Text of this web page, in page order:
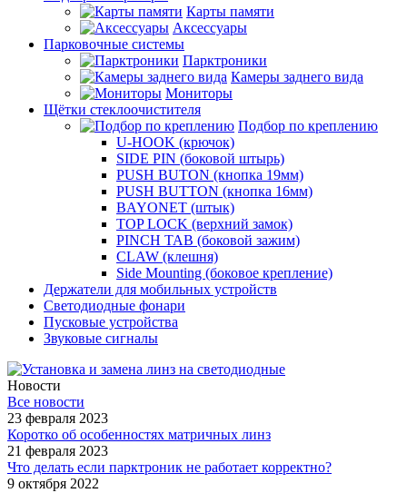
Карты памяти
Аксессуары
Парковочные системы
Парктроники
Камеры заднего вида
Мониторы
Щётки стеклоочистителя
Подбор по креплению
U-HOOK (крючок)
SIDE PIN (боковой штырь)
PUSH BUTON (кнопка 19мм)
PUSH BUTTON (кнопка 16мм)
BAYONET (штык)
TOP LOCK (верхний замок)
PINCH TAB (боковой зажим)
CLAW (клешня)
Side Mounting (боковое крепление)
Держатели для мобильных устройств
Светодиодные фонари
Пусковые устройства
Звуковые сигналы
Новости
Все новости
23 февраля 2023
Коротко об особенностях матричных линз
21 февраля 2023
Что делать если парктроник не работает корректно?
9 октября 2022